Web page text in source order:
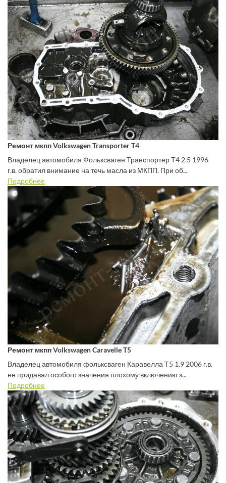
Ремонт мкпп Volkswagen Transporter T4
Владелец автомобиля Фольксваген Транспортер Т4 2.5 1996
г.в. обратил внимание на течь масла из МКПП. При об...
Подробнее
Ремонт мкпп Volkswagen Caravelle T5
Владелец автомобиля фольксваген Каравелла Т5 1.9 2006 г.в.
не придавал особого значения плохому включению з...
Подробнее